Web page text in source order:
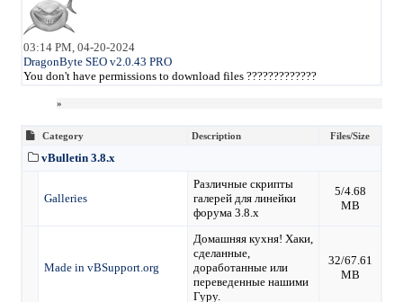
03:14 PM, 04-20-2024
DragonByte SEO v2.0.43 PRO
You don't have permissions to download files ?????????????
»
Category Description Files/Size
vBulletin 3.8.x
Galleries
Различные скрипты
галерей для линейки
форума 3.8.х
5/4.68
MB
Made in vBSupport.org
Домашняя кухня! Хаки,
сделанные,
доработанные или
переведенные нашими
Гуру.
32/67.61
MB